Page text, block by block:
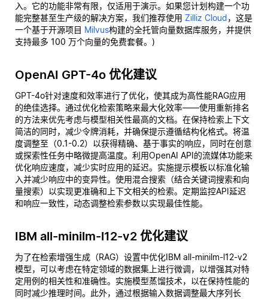
入。它的功能非常有限，仅适用于演示。如果您计划构建一个功
能完整甚至生产级的解决方案，我们推荐使用 Zilliz Cloud，这是
一个基于开源项目 Milvus构建的全托管向量数据库服务，并提供
支持最多 100 万个向量的免费套餐。)
OpenAI GPT-4o 优化建议
GPT-4o针对速度和效率进行了优化，使其成为高性能RAG应用
的绝佳选择。通过优化检索策略来最大化效率——使用重新排名
的方法来优先考虑与模型相关性最高的文档。在保持检索上下文
简洁的同时，减少令牌消耗，并确保提示遵循结构化格式。将温
度调整至（0.1-0.2）以获得精确、基于事实的响应，同时在创意
或探索性任务中略微提高温度。利用OpenAI API的流媒体功能来
优化响应速度，减少实时应用的延迟。实施提示模板以标准化输
入并减少响应中的变异性。使用混合搜索（结合关键词搜索和向
量搜索）以实现更准确和上下文相关的检索。定期监控API延迟
和响应一致性，动态调整检索参数以实现最佳性能。
IBM all-minilm-l12-v2 优化建议
为了在检索增强生成（RAG）设置中优化IBM all-minilm-l12-v2
模型，可以考虑在特定领域的数据集上进行微调，以增强其对特
定用例的相关性和准确性。实施模型蒸馏技术，以在保持性能的
同时减少推理时间。此外，通过根据输入数据调整最大序列长